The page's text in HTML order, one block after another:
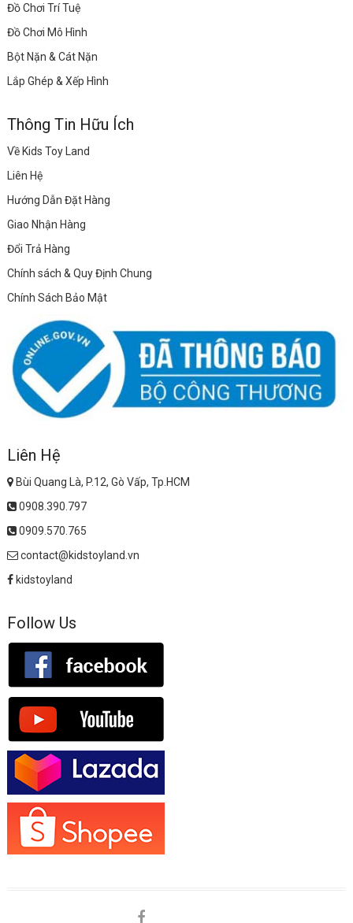
Đồ Chơi Trí Tuệ
Đồ Chơi Mô Hình
Bột Nặn & Cát Nặn
Lắp Ghép & Xếp Hình
Thông Tin Hữu Ích
Về Kids Toy Land
Liên Hệ
Hướng Dẫn Đặt Hàng
Giao Nhận Hàng
Đổi Trả Hàng
Chính sách & Quy Định Chung
Chính Sách Bảo Mật
Liên Hệ
Bùi Quang Là, P.12, Gò Vấp, Tp.HCM
0908.390.797
0909.570.765
contact@kidstoyland.vn
kidstoyland
Follow Us
facebook